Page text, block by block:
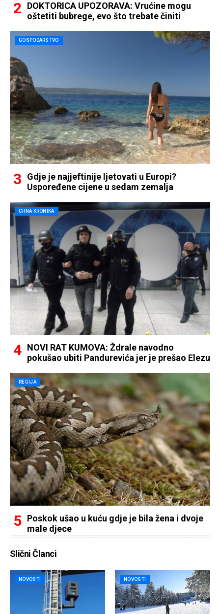
DOKTORICA UPOZORAVA: Vrućine mogu
oštetiti bubrege, evo što trebate činiti
GOSPODARSTVO
Gdje je najjeftinije ljetovati u Europi?
Uspoređene cijene u sedam zemalja
CRNA KRONIKA
NOVI RAT KUMOVA: Ždrale navodno
pokušao ubiti Pandurevića jer je prešao Elezu
REGIJA
Poskok ušao u kuću gdje je bila žena i dvoje
male djece
Slični Članci
NOVOSTI NOVOSTI